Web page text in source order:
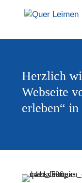
Herzlich
Webseite
erleben“ in